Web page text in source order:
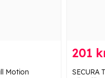
Motion
201
SECURA